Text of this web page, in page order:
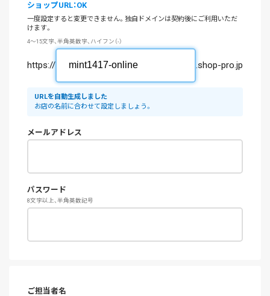
ショップURL：OK
一度設定すると変更できません。独自ドメインは契約後にご利用いただ
けます。
4～15文字、半角英数字、ハイフン（-）
https:// .shop-pro.jp
URLを自動生成しました
お店の名前に合わせて設定しましょう。
メールアドレス
パスワード
8文字以上、半角英数記号
ご担当者名